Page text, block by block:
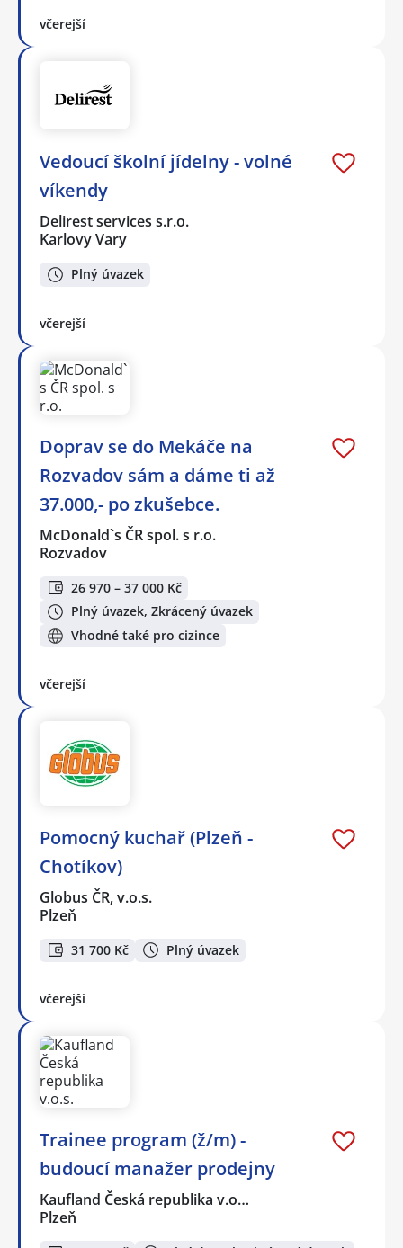
včerejší
Vedoucí školní jídelny - volné
víkendy
Delirest services s.r.o.
Karlovy Vary
Plný úvazek
včerejší
Doprav se do Mekáče na
Rozvadov sám a dáme ti až
37.000,- po zkušebce.
McDonald`s ČR spol. s r.o.
Rozvadov
26 970 – 37 000 Kč
Plný úvazek, Zkrácený úvazek
Vhodné také pro cizince
včerejší
Pomocný kuchař (Plzeň -
Chotíkov)
Globus ČR, v.o.s.
Plzeň
31 700 Kč Plný úvazek
včerejší
Trainee program (ž/m) -
budoucí manažer prodejny
Kaufland Česká republika v.o…
Plzeň